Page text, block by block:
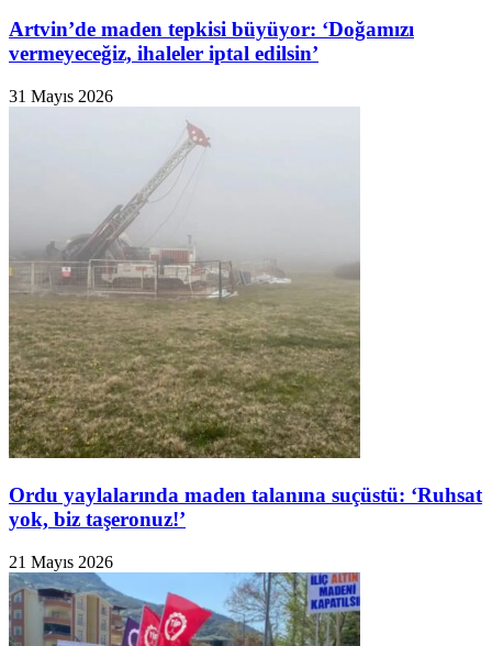
Artvin’de maden tepkisi büyüyor: ‘Doğamızı
vermeyeceğiz, ihaleler iptal edilsin’
31 Mayıs 2026
Ordu yaylalarında maden talanına suçüstü: ‘Ruhsat
yok, biz taşeronuz!’
21 Mayıs 2026